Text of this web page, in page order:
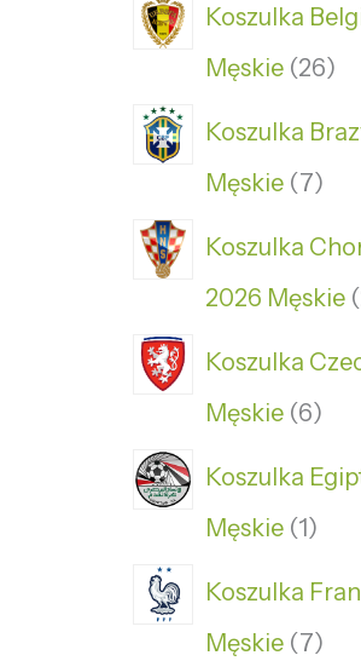
Koszulka
Męskie 26
Koszulka
Męskie 7
Koszulka
2026 Męskie
Koszulka
Męskie 6
Koszulka
Męskie 1
Koszulka
Męskie 7